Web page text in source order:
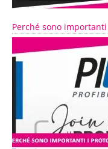
Perché sono